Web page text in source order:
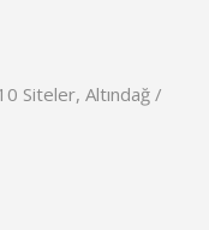
Siteler, Altındağ /